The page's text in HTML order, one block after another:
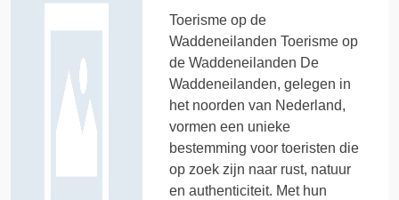
Toerisme op de
Waddeneilanden Toerisme op
de Waddeneilanden De
Waddeneilanden, gelegen in
het noorden van Nederland,
vormen een unieke
bestemming voor toeristen die
op zoek zijn naar rust, natuur
en authenticiteit. Met hun